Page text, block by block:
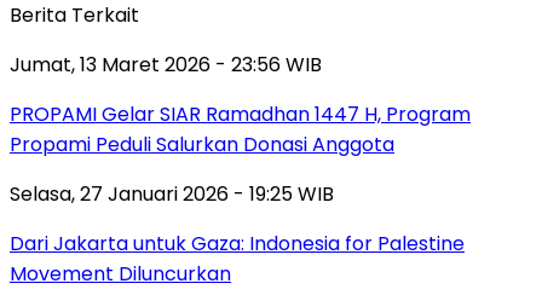
Berita Terkait
Jumat, 13 Maret 2026 - 23:56 WIB
PROPAMI Gelar SIAR Ramadhan 1447 H, Program
Propami Peduli Salurkan Donasi Anggota
Selasa, 27 Januari 2026 - 19:25 WIB
Dari Jakarta untuk Gaza: Indonesia for Palestine
Movement Diluncurkan